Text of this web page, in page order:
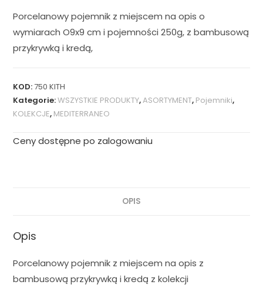
Porcelanowy pojemnik z miejscem na opis o
wymiarach O9x9 cm i pojemności 250g, z bambusową
przykrywką i kredą,
KOD:750 KITH
Kategorie:WSZYSTKIE PRODUKTY,ASORTYMENT, Pojemniki,
KOLEKCJE, MEDITERRANEO
Ceny dostępne po zalogowaniu
OPIS
Opis
Porcelanowy pojemnik z miejscem na opis z
bambusową przykrywką i kredą z kolekcji